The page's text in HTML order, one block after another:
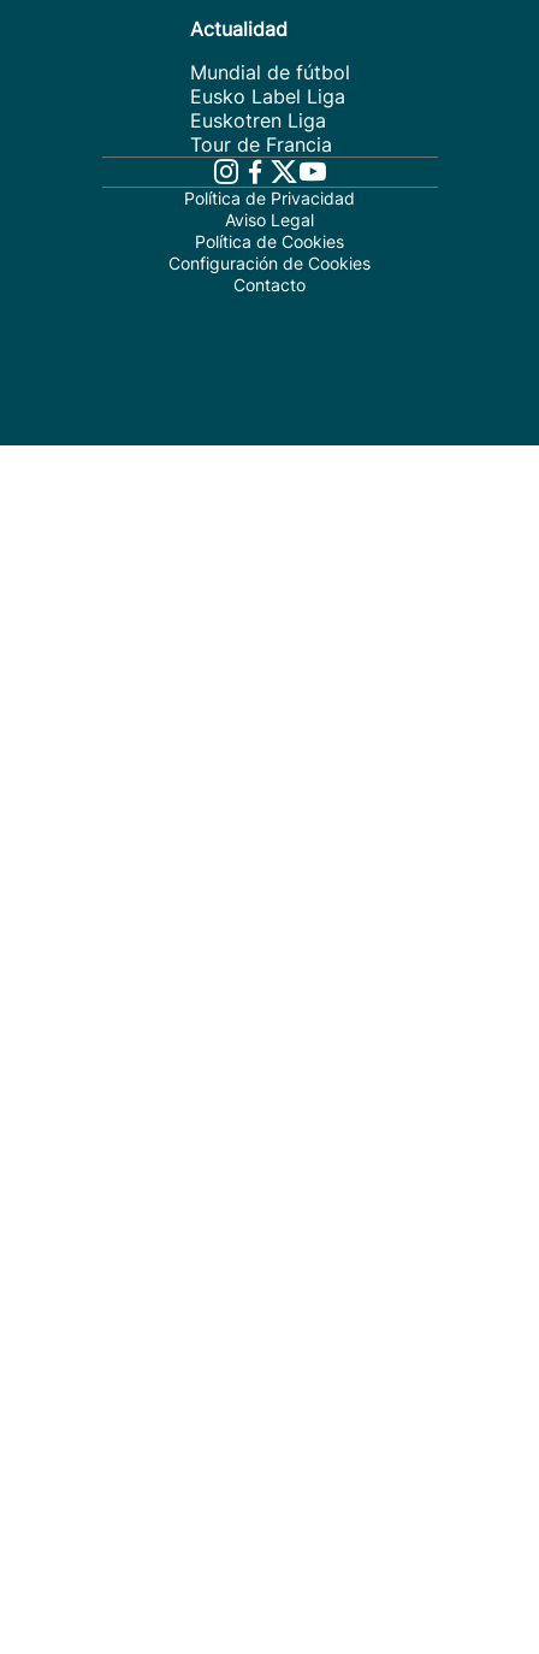
Actualidad
Mundial de fútbol
Eusko Label Liga
Euskotren Liga
Tour de Francia
Política de Privacidad
Aviso Legal
Política de Cookies
Configuración de Cookies
Contacto